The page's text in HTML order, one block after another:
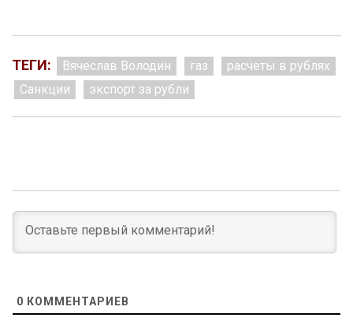
ТЕГИ: Вячеслав Володин газ
расчеты в рублях
Санкции
экспорт за рубли
0 КОММЕНТАРИЕВ